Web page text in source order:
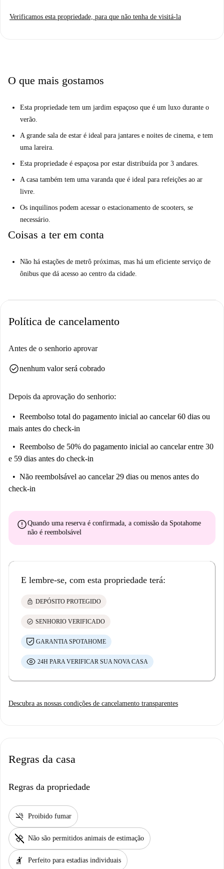
Verificamos esta propriedade, para que não tenha de visitá-la
O que mais gostamos
Esta propriedade tem um jardim espaçoso que é um luxo durante o
verão.
A grande sala de estar é ideal para jantares e noites de cinema, e tem
uma lareira.
Esta propriedade é espaçosa por estar distribuída por 3 andares.
A casa também tem uma varanda que é ideal para refeições ao ar
livre.
Os inquilinos podem acessar o estacionamento de scooters, se
necessário.
Coisas a ter em conta
Não há estações de metrô próximas, mas há um eficiente serviço de
ônibus que dá acesso ao centro da cidade.
Política de cancelamento
Antes de o senhorio aprovar
check_circlenenhum valor será cobrado
Depois da aprovação do senhorio:
Reembolso total do pagamento inicial ao cancelar 60 dias ou
mais antes do check-in
Reembolso de 50% do pagamento inicial ao cancelar entre 30
e 59 dias antes do check-in
Não reembolsável ao cancelar 29 dias ou menos antes do
check-in
errorQuando uma reserva é confirmada, a comissão da Spotahome
não é reembolsável
E lembre-se, com esta propriedade terá:
lock DEPÓSITO PROTEGIDO
check_circle SENHORIO VERIFICADO
GARANTIA SPOTAHOME
24H PARA VERIFICAR SUA NOVA CASA
Descubra as nossas condições de cancelamento transparentes
Regras da casa
Regras da propriedade
smoke_free Proibido fumar
pet_supplies Não são permitidos animais de estimação
hail Perfeito para estadias individuais